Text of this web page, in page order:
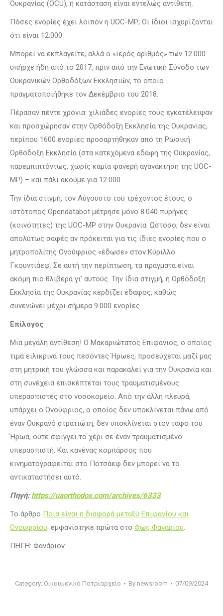
Ουκρανίας (OCU), η κατάσταση είναι εντελώς αντίθετη.
Πόσες ενορίες έχει λοιπόν η UOC-MP; Οι ίδιοι ισχυρίζονται
ότι είναι 12.000.
Μπορεί να εκπλαγείτε, αλλά ο «ιερός αριθμός» των 12.000
υπήρχε ήδη από το 2017, πριν από την Ενωτική Σύνοδο των
Ουκρανικών Ορθοδόξων Εκκλησιών, το οποίο
πραγματοποιήθηκε τον Δεκέμβριο του 2018.
Πέρασαν πέντε χρόνια: χιλιάδες ενορίες τούς εγκατέλειψαν
και προσχώρησαν στην Ορθόδοξη Εκκλησία της Ουκρανίας,
περίπου 1600 ενορίες προσαρτήθηκαν από τη Ρωσική
Ορθόδοξη Εκκλησία (στα κατεχόμενα εδάφη της Ουκρανίας,
παρεμπιπτόντως, χωρίς καμία φανερή αγανάκτηση της UOC-
MP) – και πάλι ακούμε για 12.000.
Την ίδια στιγμή, τον Αύγουστο του τρέχοντος έτους, ο
ιστότοπος Opendatabot μέτρησε μόνο 8.040 πυρήνες
(κοινότητες) της UOC-MP στην Ουκρανία. Ωστόσο, δεν είναι
απολύτως σαφές αν πρόκειται για τις ίδιες ενορίες που ο
μητροπολίτης Ονούφριος «έδωσε» στον Κύριλλο
Γκουντιάεφ. Σε αυτή την περίπτωση, τα πράγματα είναι
ακόμη πιο θλιβερά γι’ αυτούς. Την ίδια στιγμή, η Ορθόδοξη
Εκκλησία της Ουκρανίας κερδίζει έδαφος, καθώς
συνενώνει μέχρι σήμερα 9.000 ενορίες.
Επίλογος
Μια μεγάλη αντίθεση! Ο Μακαριώτατος Επιφάνιος, ο οποίος
τιμά ειλικρινά τους πεσόντες Ήρωες, προσεύχεται μαζί μας
στη μητρική του γλώσσα και παρακαλεί για την Ουκρανία και
στη συνέχεια επισκέπτεται τους τραυματισμένους
υπερασπιστές στο νοσοκομείο. Από την άλλη πλευρά,
υπάρχει ο Ονούφριος, ο οποίος δεν υποκλίνεται πάνω από
έναν Ουκρανό στρατιώτη, δεν υποκλίνεται στον τάφο του
Ήρωα, ούτε σφίγγει το χέρι σε έναν τραυματισμένο
υπερασπιστή. Και κανένας κομπάρσος που
κινηματογραφείται στο Ποτσάεφ δεν μπορεί να το
αντικαταστήσει αυτό.
Πηγή: https://uaorthodox.com/archives/6333
Το άρθρο Ποια είναι η διαφορά μεταξύ Επιφανίου και
Ονουφρίου; εμφανίστηκε πρώτα στο Φως Φαναρίου.
ΠΗΓΗ: Φανάριον
Category: Οικουμενικό Πατριαρχείο By newsroom 07/09/2024